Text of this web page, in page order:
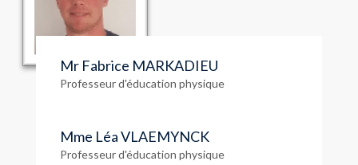
Mr Fabrice MARKADIEU
Professeur d'éducation physique
Mme Léa VLAEMYNCK
Professeur d'éducation physique